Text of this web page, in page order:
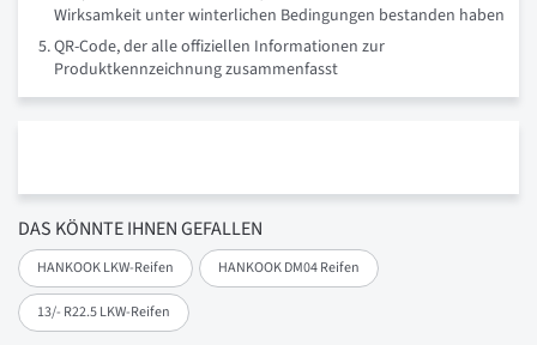
DAS KÖNNTE IHNEN GEFALLEN
HANKOOK LKW-Reifen HANKOOK DM04 Reifen
13/- R22.5 LKW-Reifen
Wirksamkeit unter winterlichen Bedingungen bestanden haben
QR-Code, der alle offiziellen Informationen zur
Produktkennzeichnung zusammenfasst